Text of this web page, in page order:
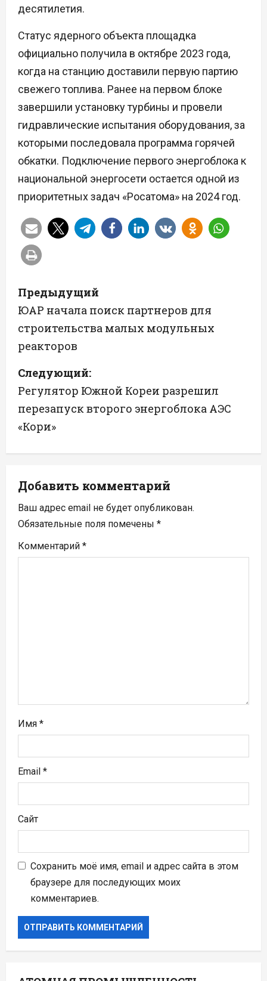
десятилетия.
Статус ядерного объекта площадка
официально получила в октябре 2023 года,
когда на станцию доставили первую партию
свежего топлива. Ранее на первом блоке
завершили установку турбины и провели
гидравлические испытания оборудования, за
которыми последовала программа горячей
обкатки. Подключение первого энергоблока к
национальной энергосети остается одной из
приоритетных задач «Росатома» на 2024 год.
Н
а
в
г
а
ц
и
я
п
о
з
м
Предыдущий
ЮАР начала поиск партнеров для
строительства малых модульных
реакторов
Следующий:
Регулятор Южной Кореи разрешил
перезапуск второго энергоблока АЭС
«Кори»
Добавить комментарий
Ваш адрес email не будет опубликован.
Обязательные поля помечены *
Комментарий *
Имя *
Email *
Сайт
Сохранить моё имя, email и адрес сайта в этом
браузере для последующих моих
комментариев.